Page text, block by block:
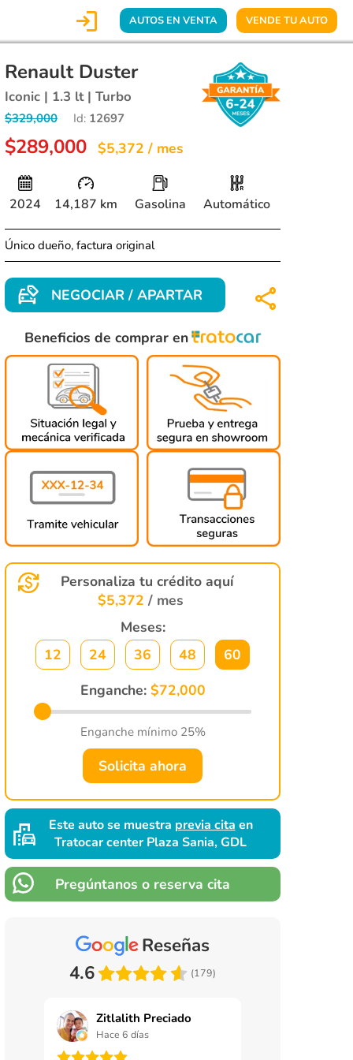
 AUTOS EN VENTA VENDE TU AUTO
Renault Duster
Iconic | 1.3 lt | Turbo
$329,000 Id: 12697
$289,000 $5,372 / mes
2024 14,187 km Gasolina Automático
Único dueño, factura original
NEGOCIAR / APARTAR
Beneficios de comprar en
Personaliza tu crédito aquí
$5,372 / mes
Meses:
12
24 36 48
60
Enganche: $72,000
Enganche mínimo 25%
Solicita ahora
Este auto se muestra previa cita en
Tratocar center Plaza Sania, GDL
Pregúntanos o reserva cita
Reseñas
4.6
(179)
Zitlalith Preciado
Hace 6 días